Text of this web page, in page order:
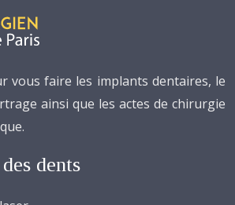
vous faire les implants dentaires, le
ainsi que les actes de chirurgie
dents